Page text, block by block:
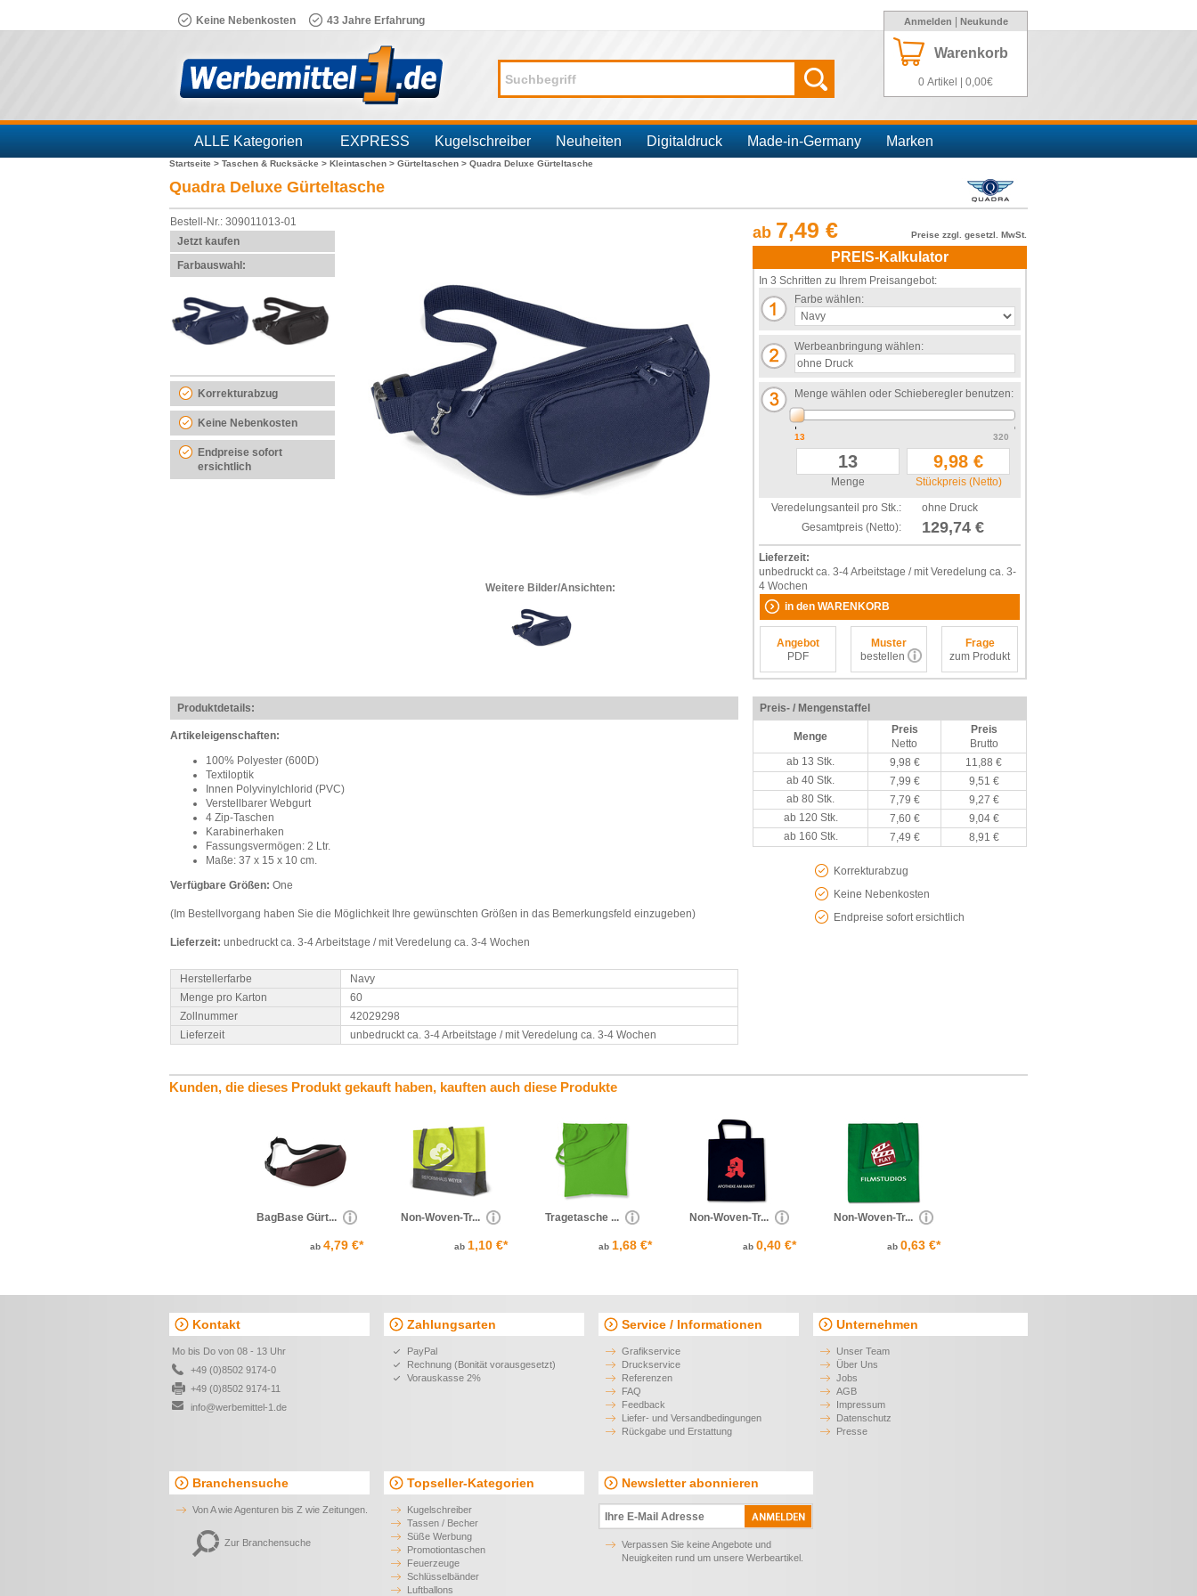
Keine Nebenkosten 43 Jahre Erfahrung Anmelden Neukunde
Warenkorb
0 Artikel | 0,00€
ALLE Kategorien EXPRESS Kugelschreiber Neuheiten Digitaldruck Made-in-Germany Marken
Branchen
Startseite > Taschen & Rucksäcke > Kleintaschen > Gürteltaschen > Quadra Deluxe Gürteltasche
Quadra Deluxe Gürteltasche
Bestell-Nr.: 309011013-01
Jetzt kaufen
Farbauswahl:
Korrekturabzug
Keine Nebenkosten
Endpreise sofort
ersichtlich
Weitere Bilder/Ansichten:
Preise zzgl. gesetzl. MwSt.
ab 7,49 €
PREIS-Kalkulator
In 3 Schritten zu Ihrem Preisangebot:
Farbe wählen:
Werbeanbringung wählen:
Menge wählen oder Schieberegler benutzen:
13 320
Menge Stückpreis (Netto)
Veredelungsanteil pro Stk.:
ohne Druck
Gesamtpreis (Netto):
129,74 €
Lieferzeit:
unbedruckt ca. 3-4 Arbeitstage / mit Veredelung ca. 3-
4 Wochen
in den WARENKORB
Angebot
PDF
Muster
bestellen
Frage
zum Produkt
Produktdetails:
Artikeleigenschaften:
100% Polyester (600D)
Textiloptik
Innen Polyvinylchlorid (PVC)
Verstellbarer Webgurt
4 Zip-Taschen
Karabinerhaken
Fassungsvermögen: 2 Ltr.
Maße: 37 x 15 x 10 cm.
Verfügbare Größen: One
(Im Bestellvorgang haben Sie die Möglichkeit Ihre gewünschten Größen in das Bemerkungsfeld einzugeben)
Lieferzeit: unbedruckt ca. 3-4 Arbeitstage / mit Veredelung ca. 3-4 Wochen
Herstellerfarbe
Navy
Menge pro Karton
60
Zollnummer
42029298
Lieferzeit
unbedruckt ca. 3-4 Arbeitstage / mit Veredelung ca. 3-4 Wochen
Preis- / Mengenstaffel
Menge
Preis
Netto
Preis
Brutto
ab 13 Stk.
9,98 €
11,88 €
ab 40 Stk.
7,99 €
9,51 €
ab 80 Stk.
7,79 €
9,27 €
ab 120 Stk.
7,60 €
9,04 €
ab 160 Stk.
7,49 € 8,91 €
Korrekturabzug
Keine Nebenkosten
Endpreise sofort ersichtlich
Kunden, die dieses Produkt gekauft haben, kauften auch diese Produkte
BagBase Gürt...
ab 4,79 €*
Non-Woven-Tr...
ab 1,10 €*
Tragetasche ...
ab 1,68 €*
Non-Woven-Tr...
ab 0,40 €*
Non-Woven-Tr...
ab 0,63 €*
Kontakt
Mo bis Do von 08 - 13 Uhr
+49 (0)8502 9174-0
+49 (0)8502 9174-11
info@werbemittel-1.de
Zahlungsarten
PayPal
Rechnung (Bonität vorausgesetzt)
Vorauskasse 2%
Service / Informationen
Grafikservice
Druckservice
Referenzen
FAQ
Feedback
Liefer- und Versandbedingungen
Rückgabe und Erstattung
Unternehmen
Unser Team
Über Uns
Jobs
AGB
Impressum
Datenschutz
Presse
Branchensuche
Von A wie Agenturen bis Z wie Zeitungen.
Zur Branchensuche
Topseller-Kategorien
Kugelschreiber
Tassen / Becher
Süße Werbung
Promotiontaschen
Feuerzeuge
Schlüsselbänder
Luftballons
Newsletter abonnieren
Verpassen Sie keine Angebote und
Neuigkeiten rund um unsere Werbeartikel.